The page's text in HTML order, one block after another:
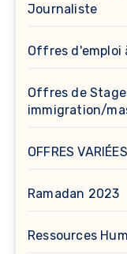
Journaliste
Offres d'emploi
Offres de
immigration/
OFFRES VARIÉES
Ramadan 2023
Ressources